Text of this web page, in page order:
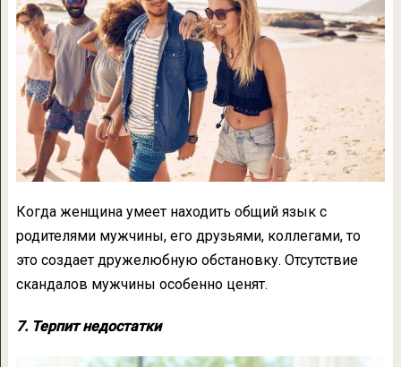
Когда женщина умеет находить общий язык с
родителями мужчины, его друзьями, коллегами, то
это создает дружелюбную обстановку. Отсутствие
скандалов мужчины особенно ценят.
7. Терпит недостатки